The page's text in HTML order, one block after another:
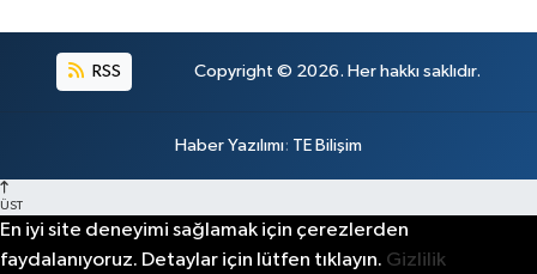
RSS Copyright © 2026. Her hakkı saklıdır.
Haber Yazılımı: TE Bilişim
ÜST
En iyi site deneyimi sağlamak için çerezlerden
faydalanıyoruz. Detaylar için lütfen tıklayın. Gizlilik